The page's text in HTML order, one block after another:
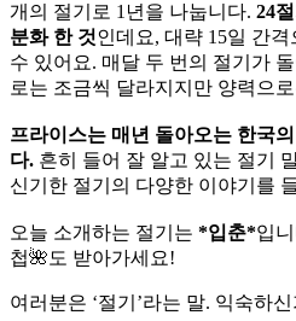
개의 절기로 1년을 나눕니다. 24
분화 한 것인데요, 대략 15일 간
수 있어요. 매달 두 번의 절기가
로는 조금씩 달라지지만 양력으
프라이스는 매년 돌아오는 한국
다. 흔히 들어 잘 알고 있는 절기
신기한 절기의 다양한 이야기를
오늘 소개하는 절기는 *입춘*입
첩🌺도 받아가세요!
여러분은 ‘절기’라는 말. 익숙하